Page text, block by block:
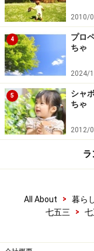
2010/
4
プロ
ちゃ
2024/
5
シャ
ちゃ
2012/
ラ
All About > 暮ら
七五三
>